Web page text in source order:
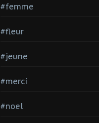
#femme
#fleur
#jeune
#merci
#noel